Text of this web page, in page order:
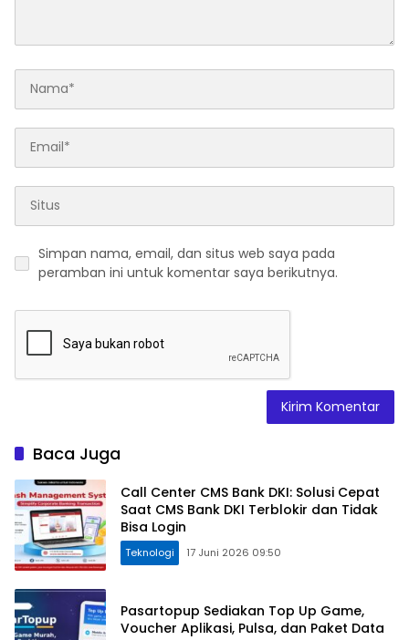
Simpan nama, email, dan situs web saya pada
peramban ini untuk komentar saya berikutnya.
Baca Juga
Call Center CMS Bank DKI: Solusi Cepat
Saat CMS Bank DKI Terblokir dan Tidak
Bisa Login
Teknologi 17 Juni 2026 09:50
Pasartopup Sediakan Top Up Game,
Voucher Aplikasi, Pulsa, dan Paket Data